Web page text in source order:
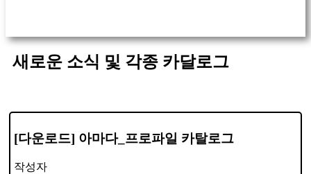
새로운 소식 및 각종 카달로그
[다운로드] 아마다_프로파일 카탈로그
작성자